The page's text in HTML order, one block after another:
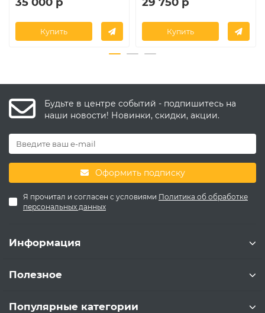
Купить Купить
Будьте в центре событий - подпишитесь на
наши новости! Новинки, скидки, акции.
Оформить подписку
Я прочитал и согласен с условиями Политика об обработке
персональных данных
Информация
Полезное
Популярные категории